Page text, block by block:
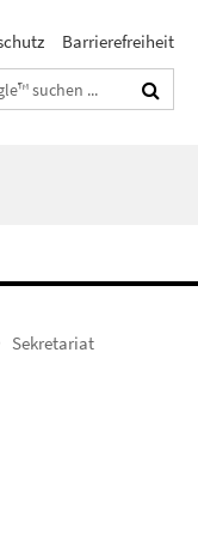
Barrierefreiheit
Sekretariat